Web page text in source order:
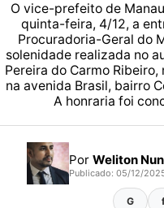
O vice-prefeito de
quinta-feira, 4/12, a
Procuradoria-Geral do
solenidade realizada no
Pereira do Carmo
na avenida Brasil, bairro
A honraria foi
Por Weliton
Publicado: 05/12/
G